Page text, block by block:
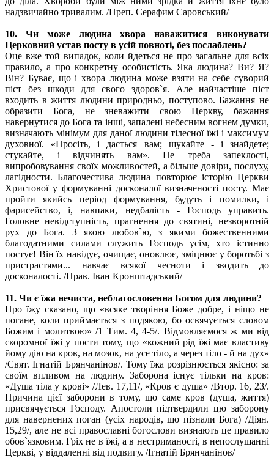
надзвичайно тривалим. /Преп. Серафим Саровський/
10. Чи може людина хвора наважитися виконувати
Церковний устав посту в усій повноті, без послаблень?
Оце вже той випадок, коли йдеться не про загальне для всіх
правило, а про конкретну особистість. Яка людина? Ви? Я?
Він? Буває, що і хвора людина може взяти на себе суворий
піст без шкоди для свого здоров`я. Але найчастіше піст
входить в життя людини природньо, поступово. Бажання не
образити Бога, не зневажити свою Церкву, бажання
навернутися до Бога та інші, запалені небесним вогнем думки,
визначають мінімум для даної людини тілесної їжі і максимум
духовної. «Просіть, і дасться вам; шукайте - і знайдете;
стукайте, і відчинять вам». Не треба запеклості,
випробовування своїх можливостей, а більше довіри, послуху,
лагідности. Благочестива людина повторює історію Церкви
Христової у формуванні досконалої визначеності посту. Має
пройти якийсь період формування, будуть і помилки, і
фарисейство, і, навпаки, недбалість - Господь управить.
Головне невідступність, прагнення до святині, незворотній
рух до Бога. З якою любов`ю, з якими божественними
благодатними силами служить Господь усім, хто істинно
постує! Він їх навідує, очищає, оновлює, зміцнює у боротьбі з
пристрастями... навчає всякої чесноти і зводить до
досконалості. /Прав. Іван Кронштадський/
11. Чи є їжа нечиста, неблагословенна Богом для людини?
Про їжу сказано, що «всяке творіння Боже добре, і ніщо не
погане, коли приймається з подякою, бо освячується словом
Божим і молитвою» /1 Тим. 4, 4-5/. Відмовляємося ж ми від
скоромної їжі у пости тому, що «кожний рід їжі має властиву
йому дію на кров, на мозок, на усе тіло, а через тіло - й на дух»
/Свят. Ігнатій Брянчанінов/. Тому їжа розрізнюється якісно: за
своїм впливом на людину. Заборона існує тільки на кров:
«Душа тіла у крові» /Лев. 17,11/, «Кров є душа» /Втор. 16, 23/.
Причина цієї заборони в тому, що саме кров (душа, життя)
присвячується Господу. Апостоли підтвердили цю заборону
для навернених поган (усіх народів, що пізнали Бога) /Діян.
15,29/, але не всі православні богослови визнають це правило
обов`язковим. Гріх не в їжі, а в нестриманості, в непослушанні
Церкві, у віддаленні від подвигу. /Ігнатій Брянчанінов/